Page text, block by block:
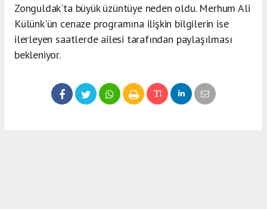
Zonguldak'ta büyük üzüntüye neden oldu. Merhum Ali
Külünk'ün cenaze programına ilişkin bilgilerin ise
ilerleyen saatlerde ailesi tarafından paylaşılması
bekleniyor.